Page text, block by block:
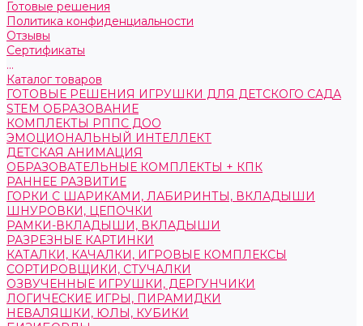
Готовые решения
Политика конфиденциальности
Отзывы
Сертификаты
...
Каталог товаров
ГОТОВЫЕ РЕШЕНИЯ ИГРУШКИ ДЛЯ ДЕТСКОГО САДА
STEM ОБРАЗОВАНИЕ
КОМПЛЕКТЫ РППС ДОО
ЭМОЦИОНАЛЬНЫЙ ИНТЕЛЛЕКТ
ДЕТСКАЯ АНИМАЦИЯ
ОБРАЗОВАТЕЛЬНЫЕ КОМПЛЕКТЫ + КПК
РАННЕЕ РАЗВИТИЕ
ГОРКИ С ШАРИКАМИ, ЛАБИРИНТЫ, ВКЛАДЫШИ
ШНУРОВКИ, ЦЕПОЧКИ
РАМКИ-ВКЛАДЫШИ, ВКЛАДЫШИ
РАЗРЕЗНЫЕ КАРТИНКИ
КАТАЛКИ, КАЧАЛКИ, ИГРОВЫЕ КОМПЛЕКСЫ
СОРТИРОВЩИКИ, СТУЧАЛКИ
ОЗВУЧЕННЫЕ ИГРУШКИ, ДЕРГУНЧИКИ
ЛОГИЧЕСКИЕ ИГРЫ, ПИРАМИДКИ
НЕВАЛЯШКИ, ЮЛЫ, КУБИКИ